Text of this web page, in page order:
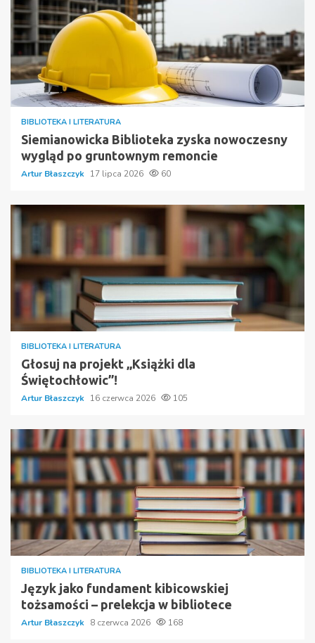
BIBLIOTEKA I LITERATURA
Siemianowicka Biblioteka zyska nowoczesny
wygląd po gruntownym remoncie
Artur Błaszczyk 17 lipca 2026 60
BIBLIOTEKA I LITERATURA
Głosuj na projekt „Książki dla
Świętochłowic”!
Artur Błaszczyk 16 czerwca 2026 105
BIBLIOTEKA I LITERATURA
Język jako fundament kibicowskiej
tożsamości – prelekcja w bibliotece
Artur Błaszczyk 8 czerwca 2026 168